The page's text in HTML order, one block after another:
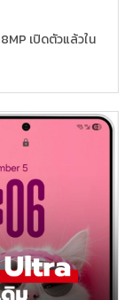
เปิดตัวแล้วใน